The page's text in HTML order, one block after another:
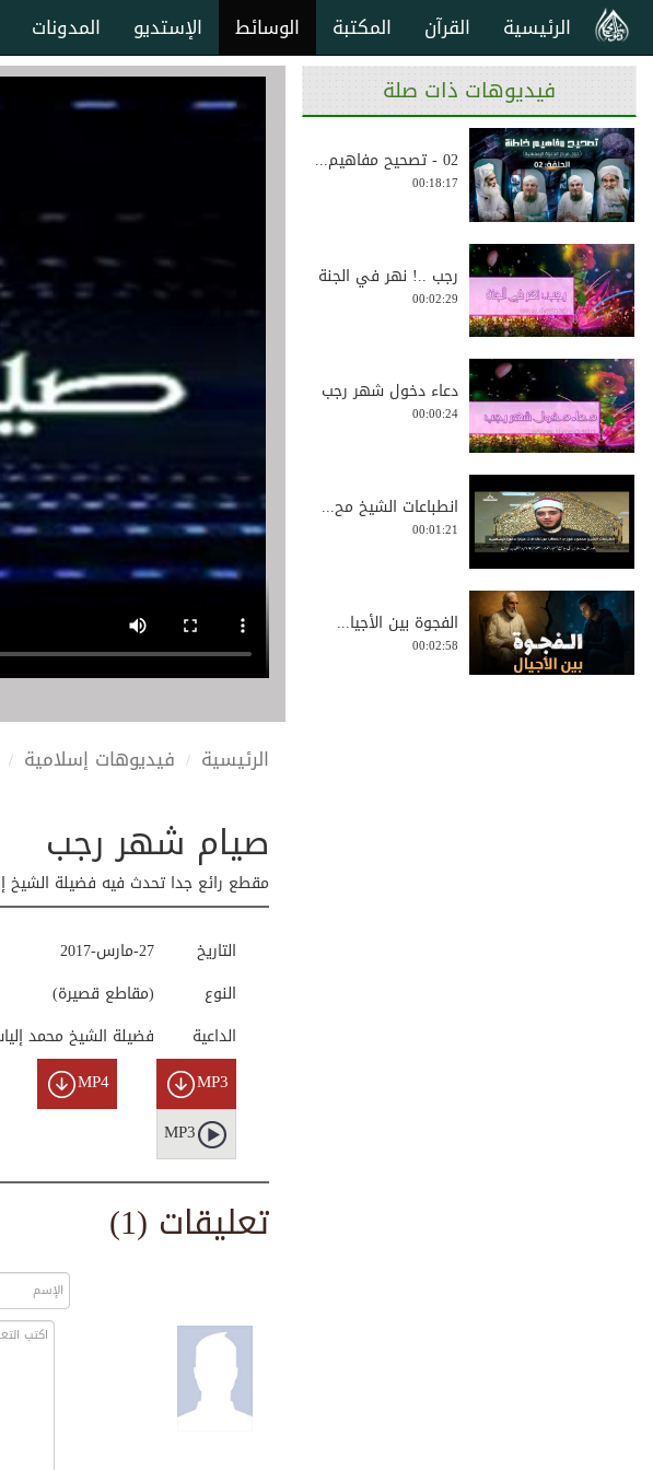
المدونات الإستديو الوسائط المكتبة القرآن الرئيسية
الرئيسية فيديوهات إسلامية
صيام شهر رجب
مقطع رائع جدا تحدث فيه فضيلة الشيخ
27-مارس-2017
التاريخ
(مقاطع قصيرة)
النوع
فضيلة الشيخ محمد
الداعية
MP3
MP4
MP3
تعليقات (1)
فيديوهات ذات صلة
02 - تصحيح مفاهيم...
00:18:17
رجب ..! نهر في الجنة
00:02:29
دعاء دخول شهر رجب
00:00:24
انطباعات الشيخ مح...
00:01:21
الفجوة بين الأجيا...
00:02:58